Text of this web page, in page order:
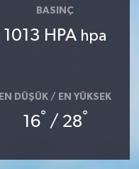
BASINÇ
1013 HPA hpa
EN DÜŞÜK / EN YÜKSEK
16° / 28°